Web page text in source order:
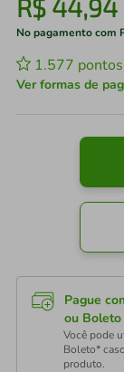
R$ 44,94
No pagamento com
1.577 pontos
Ver formas de
Pague
ou Boleto
Você pode
Boleto*
produto.